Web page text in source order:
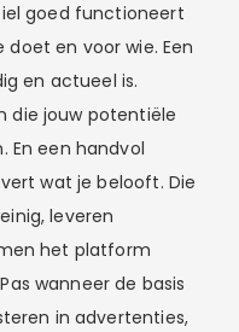
goed functioneert
en voor wie. Een
en actueel is.
die jouw potentiële
En een handvol
wat je belooft. Die
leveren
het platform
wanneer de basis
in advertenties,